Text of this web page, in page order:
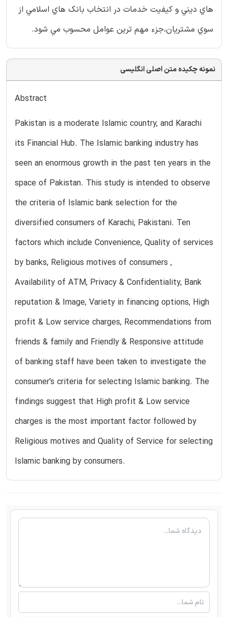
هاي ديني و كيفيت خدمات در انتخاب بانك هاي اسلامي از
سوي مشتريان،جزء مهم ترين عوامل محسوب مي شود.
نمونه چکیده متن اصلی انگلیسی
Abstract
Pakistan is a moderate Islamic country, and Karachi
its Financial Hub. The Islamic banking industry has
seen an enormous growth in the past ten years in the
space of Pakistan. This study is intended to observe
the criteria of Islamic bank selection for the
diversified consumers of Karachi, Pakistani. Ten
factors which include Convenience, Quality of services
by banks, Religious motives of consumers ,
Availability of ATM, Privacy & Confidentiality, Bank
reputation & Image, Variety in financing options, High
profit & Low service charges, Recommendations from
friends & family and Friendly & Responsive attitude
of banking staff have been taken to investigate the
consumer’s criteria for selecting Islamic banking. The
findings suggest that High profit & Low service
charges is the most important factor followed by
Religious motives and Quality of Service for selecting
Islamic banking by consumers.